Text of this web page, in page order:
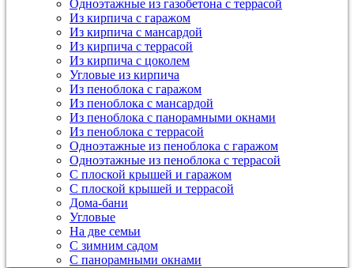
Одноэтажные из газобетона с террасой
Из кирпича с гаражом
Из кирпича с мансардой
Из кирпича с террасой
Из кирпича с цоколем
Угловые из кирпича
Из пеноблока с гаражом
Из пеноблока с мансардой
Из пеноблока с панорамными окнами
Из пеноблока с террасой
Одноэтажные из пеноблока с гаражом
Одноэтажные из пеноблока с террасой
С плоской крышей и гаражом
С плоской крышей и террасой
Дома-бани
Угловые
На две семьи
С зимним садом
С панорамными окнами